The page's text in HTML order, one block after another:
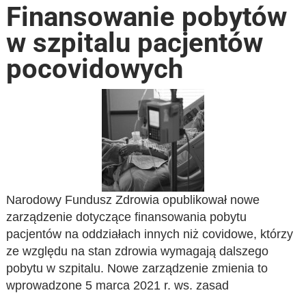
Finansowanie pobytów
w szpitalu pacjentów
pocovidowych
Narodowy Fundusz Zdrowia opublikował nowe
zarządzenie dotyczące finansowania pobytu
pacjentów na oddziałach innych niż covidowe, którzy
ze względu na stan zdrowia wymagają dalszego
pobytu w szpitalu. Nowe zarządzenie zmienia to
wprowadzone 5 marca 2021 r. ws. zasad